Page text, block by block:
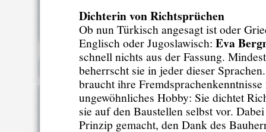
Dichterin von Richtsprüchen
Ob nun Türkisch angesagt ist oder
Englisch oder Jugoslawisch: Eva
schnell nichts aus der Fassung.
beherrscht sie in jeder dieser
braucht ihre
ungewöhnliches Hobby: Sie dichtet
sie auf den Baustellen selbst vor.
Prinzip gemacht, den Dank des